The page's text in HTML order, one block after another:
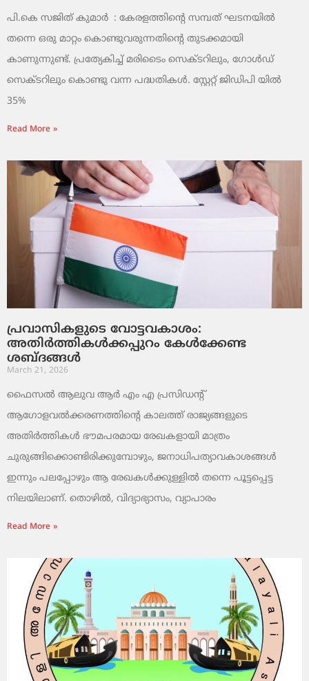
പി.കെ സജിത് കുമാര്‍ : കേരളത്തിന്റെ സമ്പത് ഘടനയിൽ
തന്നെ ഒരു മാറ്റം കൊണ്ടുവരുന്നതിന്റെ തുടക്കമായി
കാണുന്നുണ്ട്. പ്രത്യേകിച്ച് മരിടൈം സെക്ടറിലും, ഗോൾഡ്
സെക്ടറിലും കൊണ്ടു വന്ന പദ്ധതികൾ. സ്റ്റേറ്റ് ജിഡിപി യിൽ
35%
Read More »
പ്രവാസികളുടെ വോട്ടവകാശം:
അതിർത്തികൾക്കപ്പുറം കേൾക്കേണ്ട
ശബ്ദങ്ങൾ
March 21, 2026
ഫൈസൽ ആലുവ ആർ എം എ പ്രസിഡന്റ്
ആഗോളവൽക്കരണത്തിന്റെ കാലത്ത് രാജ്യങ്ങളുടെ
അതിർത്തികൾ ഭൗമപരമായ രേഖകളായി മാത്രം
ചുരുങ്ങിക്കൊണ്ടിരിക്കുമ്പോഴും, ജനാധിപത്യാവകാശങ്ങൾ
ഇന്നും പലപ്പോഴും ആ രേഖകൾക്കുള്ളിൽ തന്നെ പൂട്ടപ്പെട്ട
നിലയിലാണ്. തൊഴിൽ, വിദ്യാഭ്യാസം, വ്യാപാരം
Read More »